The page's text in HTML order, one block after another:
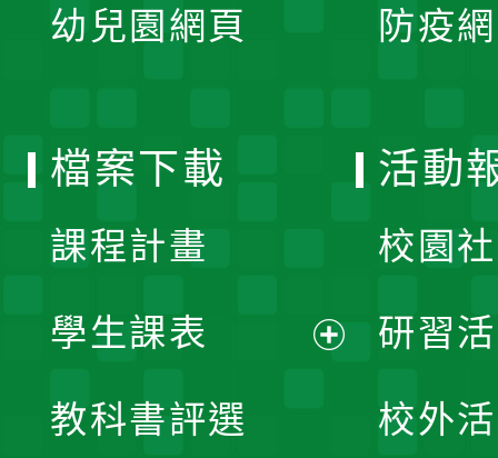
幼兒園網頁 防疫
檔案下載
課程計畫
學生課表
教科書評選
活動
校園
研習
校外